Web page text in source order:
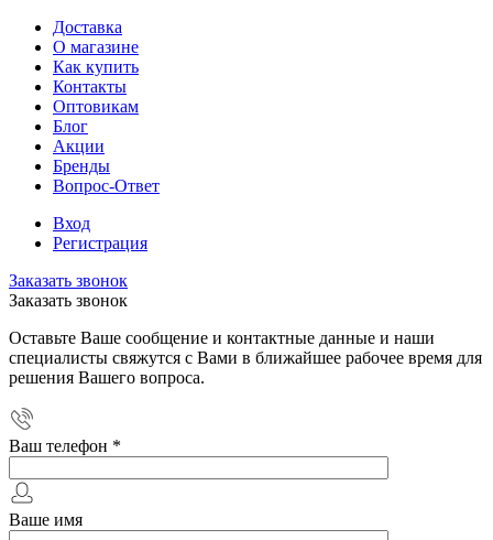
Доставка
О магазине
Как купить
Контакты
Оптовикам
Блог
Акции
Бренды
Вопрос-Ответ
Вход
Регистрация
Заказать звонок
Заказать звонок
Оставьте Ваше сообщение и контактные данные и наши
специалисты свяжутся с Вами в ближайшее рабочее время для
решения Вашего вопроса.
Ваш телефон *
Ваше имя